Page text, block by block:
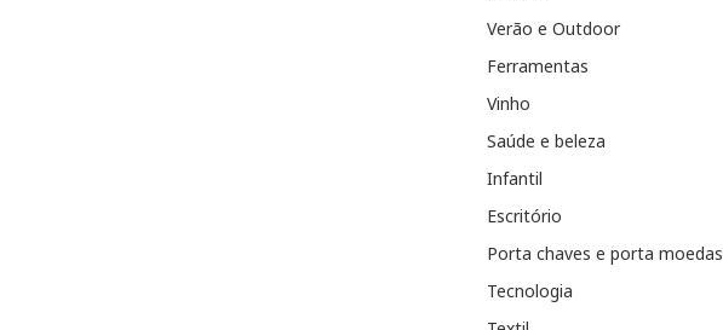
Verão e Outdoor
Ferramentas
Vinho
Saúde e beleza
Infantil
Escritório
Porta chaves e porta moedas
Tecnologia